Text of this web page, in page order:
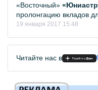
«Восточный»
пролонгацию вкладов
19 января 2017 15:48
Читайте нас в